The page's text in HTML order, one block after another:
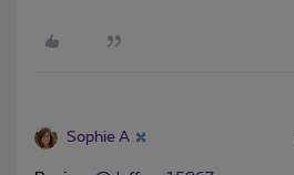
Sophie A